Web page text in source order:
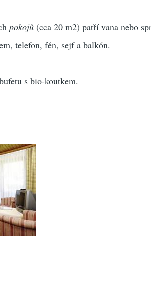
pokojů (cca 20 m2) patří vana nebo
telefon, fén, sejf a balkón.
s bio-koutkem.